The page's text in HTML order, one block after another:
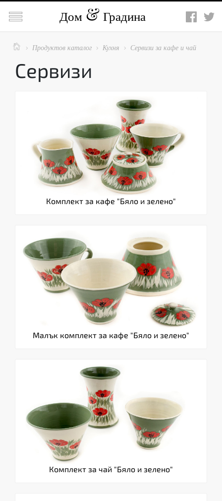
 Дом Градина
  Продуктов каталог  Кухня  Сервизи за кафе и чай
Сервизи
Комплект за кафе "Бяло и зелено"
Малък комплект за кафе "Бяло и зелено"
Комплект за чай "Бяло и зелено"